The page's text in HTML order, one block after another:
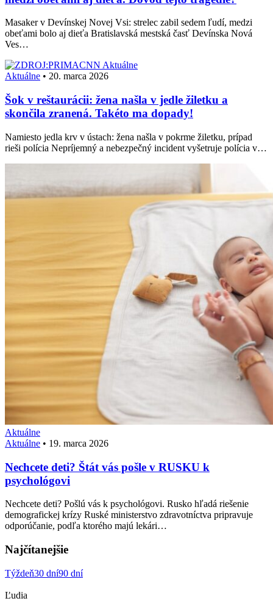
Masaker v Devínskej Novej Vsi: strelec zabil sedem ľudí, medzi
obeťami bolo aj dieťa Bratislavská mestská časť Devínska Nová
Ves…
Aktuálne
Aktuálne • 20. marca 2026
Šok v reštaurácii: žena našla v jedle žiletku a
skončila zranená. Takéto ma dopady!
Namiesto jedla krv v ústach: žena našla v pokrme žiletku, prípad
rieši polícia Nepríjemný a nebezpečný incident vyšetruje polícia v…
Aktuálne
Aktuálne • 19. marca 2026
Nechcete deti? Štát vás pošle v RUSKU k
psychológovi
Nechcete deti? Pošlú vás k psychológovi. Rusko hľadá riešenie
demografickej krízy Ruské ministerstvo zdravotníctva pripravuje
odporúčanie, podľa ktorého majú lekári…
Najčítanejšie
Týždeň30 dní90 dní
Ľudia